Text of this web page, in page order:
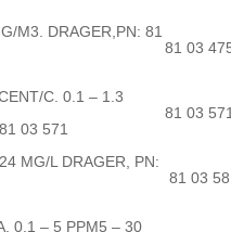
M3. DRAGER,PN: 81
81 03
C. 0.1 – 1.3
03 571
81 03 571
MG/L DRAGER, PN:
81 03
0,1 – 5 PPM5 – 30